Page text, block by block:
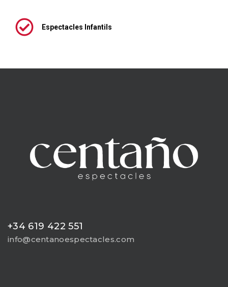
Espectacles Infantils
+34 619 422 551
info@centanoespectacles.com